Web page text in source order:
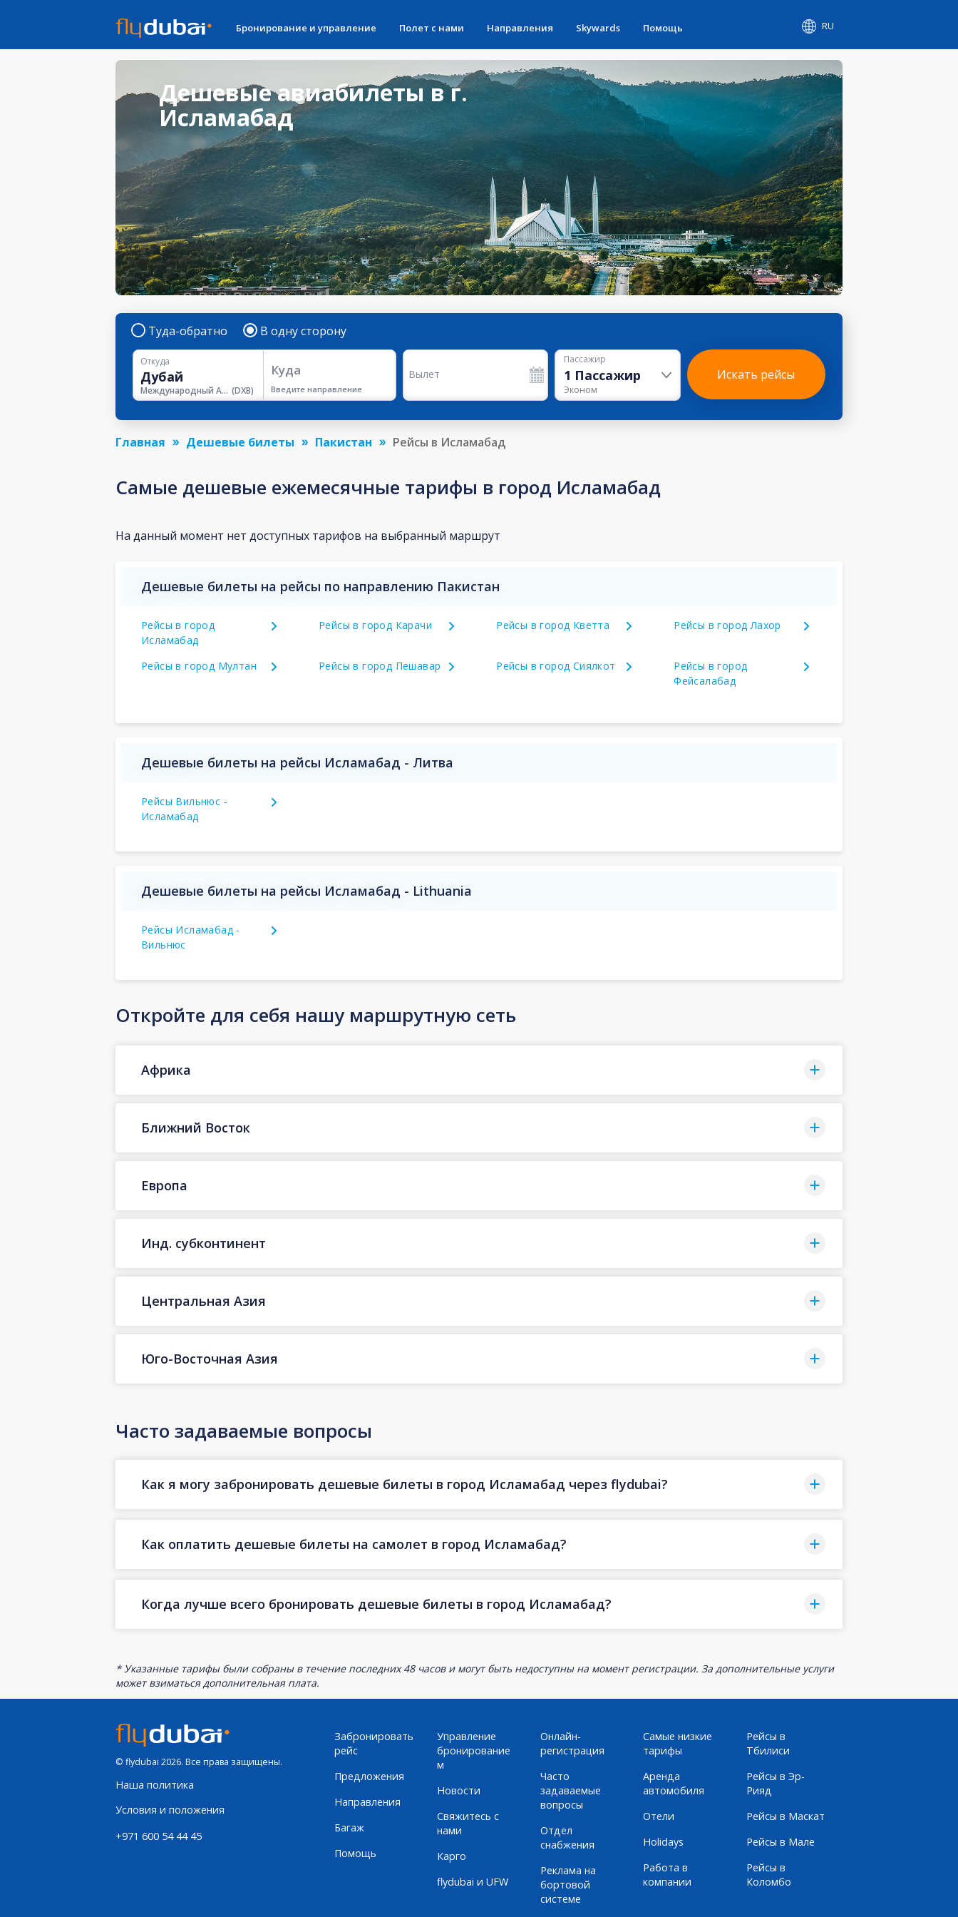
Бронирование и управление Полет с нами Направления Skywards Помощь RU
Дешевые авиабилеты в г.
Исламабад
Туда-обратно В одну сторону
Откуда
Международный Аэропорт Дубая (DXB)
Куда
Введите направление
Вылет
Пассажир
1 Пассажир
Эконом
Искать рейсы
Главная Дешевые билеты Пакистан Рейсы в Исламабад
Самые дешевые ежемесячные тарифы в город Исламабад
На данный момент нет доступных тарифов на выбранный маршрут
Дешевые билеты на рейсы по направлению Пакистан
Рейсы в город
Исламабад
Рейсы в город Карачи Рейсы в город Кветта Рейсы в город Лахор
Рейсы в город Мултан Рейсы в город Пешавар Рейсы в город Сиялкот
Рейсы в город
Фейсалабад
Дешевые билеты на рейсы Исламабад - Литва
Рейсы Вильнюс -
Исламабад
Дешевые билеты на рейсы Исламабад - Lithuania
Рейсы Исламабад -
Вильнюс
Откройте для себя нашу маршрутную сеть
Африка
Ближний Восток
Европа
Инд. субконтинент
Центральная Азия
Юго-Восточная Азия
Часто задаваемые вопросы
Как я могу забронировать дешевые билеты в город Исламабад через flydubai?
Как оплатить дешевые билеты на самолет в город Исламабад?
Когда лучше всего бронировать дешевые билеты в город Исламабад?
* Указанные тарифы были собраны в течение последних 48 часов и могут быть недоступны на момент регистрации. За дополнительные услуги
может взиматься дополнительная плата.
© flydubai 2026. Все права защищены.
Наша политика
Условия и положения
+971 600 54 44 45
Забронировать
рейс
Предложения
Направления
Багаж
Помощь
Управление
бронирование
м
Новости
Свяжитесь с
нами
Карго
flydubai и UFW
Онлайн-
регистрация
Часто
задаваемые
вопросы
Отдел
снабжения
Реклама на
бортовой
системе
Самые низкие
тарифы
Аренда
автомобиля
Отели
Holidays
Работа в
компании
Рейсы в
Тбилиси
Рейсы в Эр-
Рияд
Рейсы в Маскат
Рейсы в Мале
Рейсы в
Коломбо